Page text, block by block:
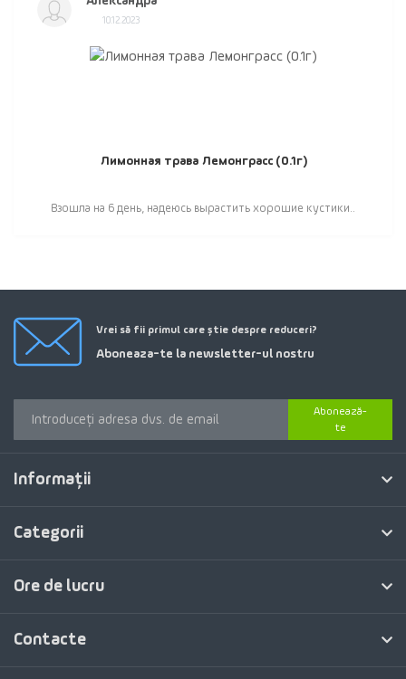
10.12.2023
Лимонная трава Лемонграсс (0.1г)
Взошла на 6 день, надеюсь вырастить хорошие кустики..
Vrei să fii primul care știe despre reduceri?
Aboneaza-te la newsletter-ul nostru
Abonează-
te
Informaţii
Categorii
Ore de lucru
Contacte